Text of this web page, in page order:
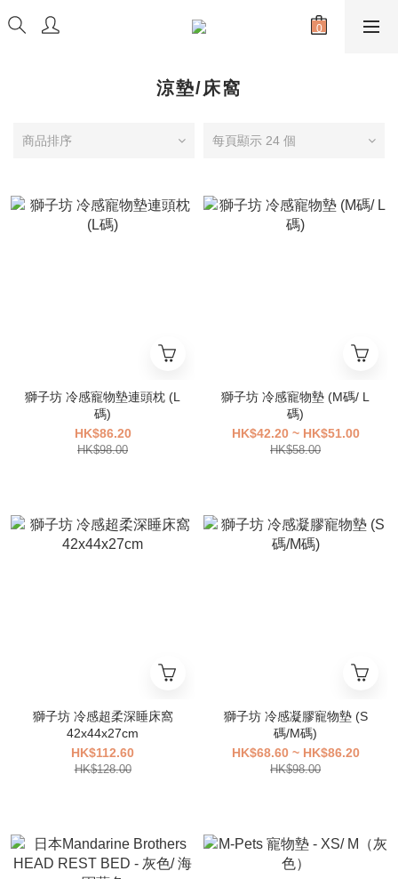
涼墊/床窩
商品排序 每頁顯示 24 個
獅子坊 冷感寵物墊連頭枕 (L
碼)
HK$86.20
HK$98.00
獅子坊 冷感寵物墊 (M碼/ L
碼)
HK$42.20 ~ HK$51.00
HK$58.00
獅子坊 冷感超柔深睡床窩
42x44x27cm
HK$112.60
HK$128.00
獅子坊 冷感凝膠寵物墊 (S
碼/M碼)
HK$68.60 ~ HK$86.20
HK$98.00